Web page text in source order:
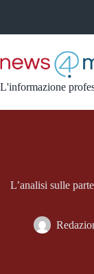
L'informazione
L’analisi sulle